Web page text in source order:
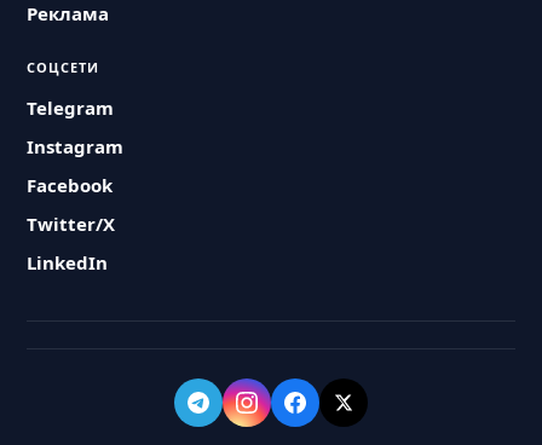
Реклама
СОЦСЕТИ
Telegram
Instagram
Facebook
Twitter/X
LinkedIn